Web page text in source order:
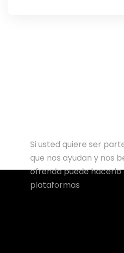
Si usted quiere ser
que nos ayudan y nos
ofrenda puede
plataformas